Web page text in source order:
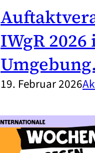
IWgR
Umgebung.
19. Februar 2026